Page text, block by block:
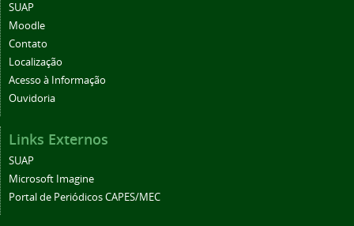
SUAP
Moodle
Contato
Localização
Acesso à Informação
Ouvidoria
Links Externos
SUAP
Microsoft Imagine
Portal de Periódicos CAPES/MEC